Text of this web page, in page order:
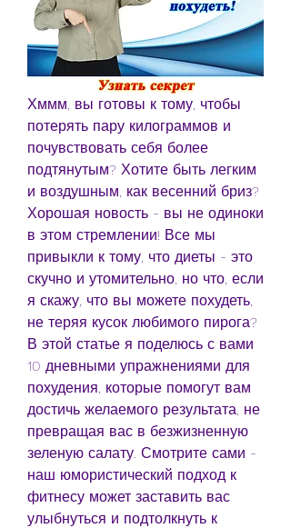
Хммм, вы готовы к тому, чтобы
потерять пару килограммов и
почувствовать себя более
подтянутым? Хотите быть легким
и воздушным, как весенний бриз?
Хорошая новость - вы не одиноки
в этом стремлении! Все мы
привыкли к тому, что диеты - это
скучно и утомительно, но что, если
я скажу, что вы можете похудеть,
не теряя кусок любимого пирога?
В этой статье я поделюсь с вами
10 дневными упражнениями для
похудения, которые помогут вам
достичь желаемого результата, не
превращая вас в безжизненную
зеленую салату. Смотрите сами -
наш юмористический подход к
фитнесу может заставить вас
улыбнуться и подтолкнуть к